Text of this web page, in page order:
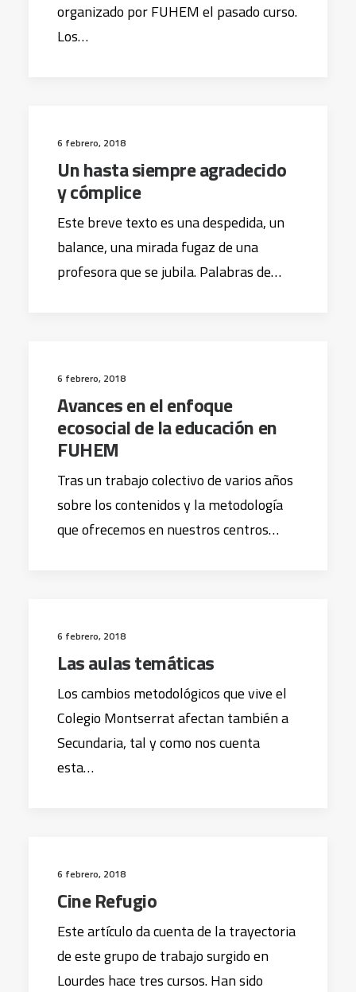
organizado por FUHEM el pasado curso.
Los…
6 febrero, 2018
Un hasta siempre agradecido
y cómplice
Este breve texto es una despedida, un
balance, una mirada fugaz de una
profesora que se jubila. Palabras de…
6 febrero, 2018
Avances en el enfoque
ecosocial de la educación en
FUHEM
Tras un trabajo colectivo de varios años
sobre los contenidos y la metodología
que ofrecemos en nuestros centros…
6 febrero, 2018
Las aulas temáticas
Los cambios metodológicos que vive el
Colegio Montserrat afectan también a
Secundaria, tal y como nos cuenta
esta…
6 febrero, 2018
Cine Refugio
Este artículo da cuenta de la trayectoria
de este grupo de trabajo surgido en
Lourdes hace tres cursos. Han sido